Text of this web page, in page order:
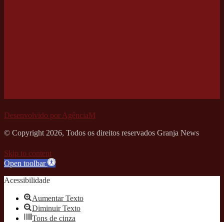
Desenvolvido por AgênciaM
© Copyright 2026, Todos os direitos reservados Granja News
Skip to content
Open toolbar
Acessibilidade
Aumentar Texto
Diminuir Texto
Tons de cinza